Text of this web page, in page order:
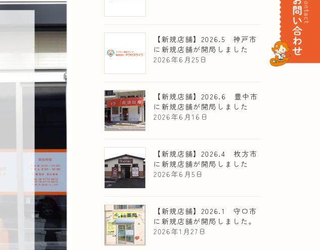
【新規店舗】2026.5 神戸市
に新規店舗が開局しました
2026年6月25日
【新規店舗】2026.6 豊中市
に新規店舗が開局しました
2026年6月16日
【新規店舗】2026.4 枚方市
に新規店舗が開局しました
2026年6月5日
【新規店舗】2026.1 守口市
に新規店舗が開局しました。
2026年1月27日